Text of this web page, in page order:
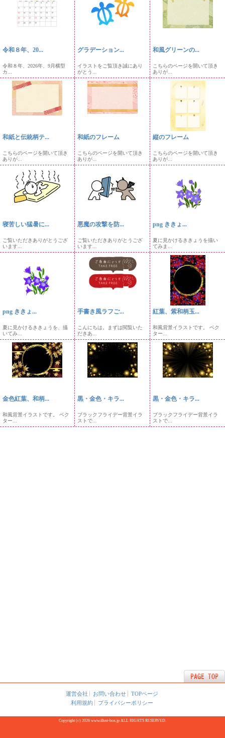
令和８年、20...
令和８年、2026年、9月横型
カ...
グラデーション...
イラストをご覧頂き誠にあり
がとう...
和風グリーンの...
こちらのページを開いて頂き
ありが...
和紙と伝統柄テ...
こちらのページを開いて頂き
ありが...
和紙のフレーム
こちらのページを開いて頂き
ありが...
縦のフレーム
こちらのページを開いて頂き
ありが...
寝苦しい猛暑に...
ご覧いただきありがとうござ
います...
悪魔の攻撃を防...
ご覧いただきありがとうござ
います...
png ききょ...
夏に見かけるききょうを描い
てみま...
png ききょ...
夏に見かけるききょうを、描
いてみ...
手書き風ラフご...
こんにちは。まずは閲覧いた
だきあ...
紅葉、紫和柄玉...
和風背景イラストです。 ベク
ター...
金色紅葉、和柄...
和風背景イラストです。 ベク
ター...
黒・金色・キラ...
ブラックフライデー背景イラ
ストで...
黒・金色・キラ...
ブラックフライデー背景イラ
ストで...
運営会社 お問い合わせ
TOPページ
利用規約
プライバシーポリシー
Copyright (c) 2026 www.illust-box.jp ALL RIGHTS RESERVED.